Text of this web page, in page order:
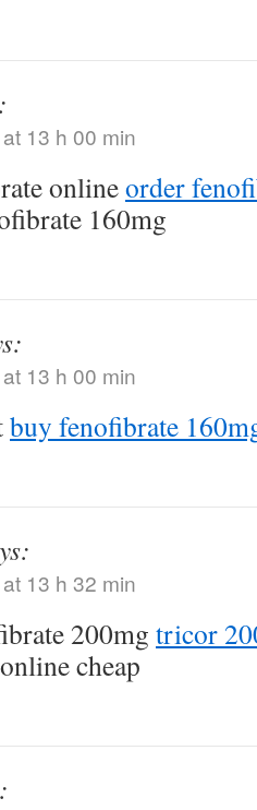
13 h 00 min
onlineorder
160mg
13 h 00 min
buy fenofibrate
13 h 32 min
200mg tricor
cheap